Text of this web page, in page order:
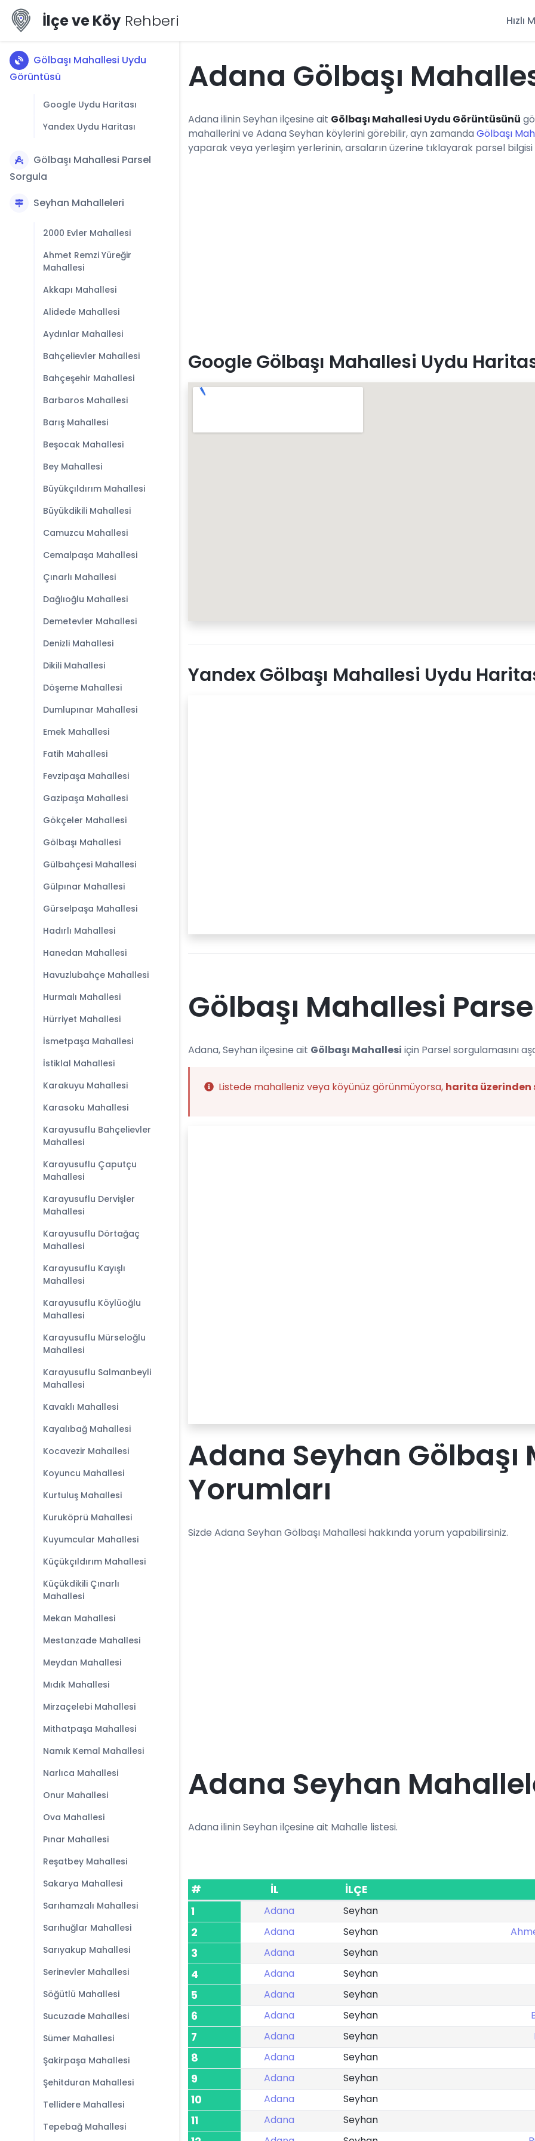
İlçe ve Köy Rehberi Hızlı
Gölbaşı Mahallesi Uydu
Görüntüsü
Google Uydu Haritası
Yandex Uydu Haritası
Gölbaşı Mahallesi Parsel
Sorgula
Seyhan Mahalleleri
2000 Evler Mahallesi
Ahmet Remzi Yüreğir
Mahallesi
Akkapı Mahallesi
Alidede Mahallesi
Aydınlar Mahallesi
Bahçelievler Mahallesi
Bahçeşehir Mahallesi
Barbaros Mahallesi
Barış Mahallesi
Beşocak Mahallesi
Bey Mahallesi
Büyükçıldırım Mahallesi
Büyükdikili Mahallesi
Camuzcu Mahallesi
Cemalpaşa Mahallesi
Çınarlı Mahallesi
Dağlıoğlu Mahallesi
Demetevler Mahallesi
Denizli Mahallesi
Dikili Mahallesi
Döşeme Mahallesi
Dumlupınar Mahallesi
Emek Mahallesi
Fatih Mahallesi
Fevzipaşa Mahallesi
Gazipaşa Mahallesi
Gökçeler Mahallesi
Gölbaşı Mahallesi
Gülbahçesi Mahallesi
Gülpınar Mahallesi
Gürselpaşa Mahallesi
Hadırlı Mahallesi
Hanedan Mahallesi
Havuzlubahçe Mahallesi
Hurmalı Mahallesi
Hürriyet Mahallesi
İsmetpaşa Mahallesi
İstiklal Mahallesi
Karakuyu Mahallesi
Karasoku Mahallesi
Karayusuflu Bahçelievler
Mahallesi
Karayusuflu Çaputçu
Mahallesi
Karayusuflu Dervişler
Mahallesi
Karayusuflu Dörtağaç
Mahallesi
Karayusuflu Kayışlı
Mahallesi
Karayusuflu Köylüoğlu
Mahallesi
Karayusuflu Mürseloğlu
Mahallesi
Karayusuflu Salmanbeyli
Mahallesi
Kavaklı Mahallesi
Kayalıbağ Mahallesi
Kocavezir Mahallesi
Koyuncu Mahallesi
Kurtuluş Mahallesi
Kuruköprü Mahallesi
Kuyumcular Mahallesi
Küçükçıldırım Mahallesi
Küçükdikili Çınarlı
Mahallesi
Mekan Mahallesi
Mestanzade Mahallesi
Meydan Mahallesi
Mıdık Mahallesi
Mirzaçelebi Mahallesi
Mithatpaşa Mahallesi
Namık Kemal Mahallesi
Narlıca Mahallesi
Onur Mahallesi
Ova Mahallesi
Pınar Mahallesi
Reşatbey Mahallesi
Sakarya Mahallesi
Sarıhamzalı Mahallesi
Sarıhuğlar Mahallesi
Sarıyakup Mahallesi
Serinevler Mahallesi
Söğütlü Mahallesi
Sucuzade Mahallesi
Sümer Mahallesi
Şakirpaşa Mahallesi
Şehitduran Mahallesi
Tellidere Mahallesi
Tepebağ Mahallesi
Adana Gölbaşı
Adana ilinin Seyhan ilçesine ait Gölbaşı Mahallesi Uydu Görüntüsünü
mahallerini ve Adana Seyhan köylerini görebilir, ayn zamanda Gölbaşı
yaparak veya yerleşim yerlerinin, arsaların üzerine tıklayarak parsel
Google Gölbaşı Mahallesi Uydu
Yandex Gölbaşı Mahallesi Uydu
Gölbaşı Mahallesi
Adana, Seyhan ilçesine ait Gölbaşı Mahallesi için Parsel sorgulamasını
Listede mahalleniz veya köyünüz görünmüyorsa, harita üzerinden
Adana Seyhan Gölbaşı
Yorumları
Sizde Adana Seyhan Gölbaşı Mahallesi hakkında yorum yapabilirsiniz.
Adana Seyhan
Adana ilinin Seyhan ilçesine ait Mahalle listesi.
# İL
İLÇE
1
Adana Seyhan
2 Adana Seyhan
3 Adana Seyhan
4 Adana Seyhan
5 Adana Seyhan
6 Adana Seyhan
7 Adana Seyhan
8 Adana Seyhan
9 Adana Seyhan
10 Adana Seyhan
11 Adana Seyhan